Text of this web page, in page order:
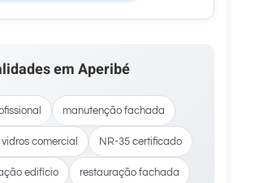
em Aperibé
manutenção fachada
comercial NR-35 certificado
edifício restauração fachada